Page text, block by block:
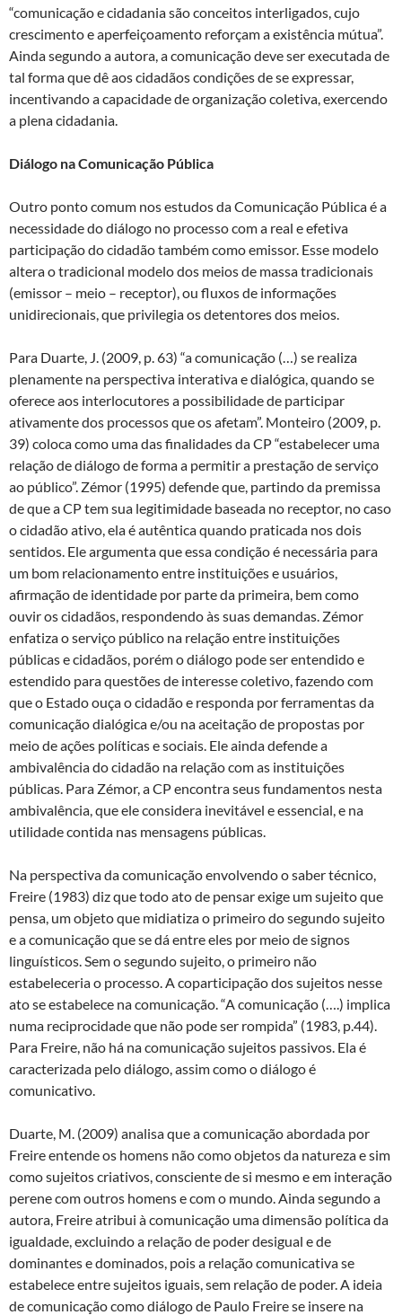
“comunicação e cidadania são conceitos interligados, cujo
crescimento e aperfeiçoamento reforçam a existência mútua”.
Ainda segundo a autora, a comunicação deve ser executada de
tal forma que dê aos cidadãos condições de se expressar,
incentivando a capacidade de organização coletiva, exercendo
a plena cidadania.
Diálogo na Comunicação Pública
Outro ponto comum nos estudos da Comunicação Pública é a
necessidade do diálogo no processo com a real e efetiva
participação do cidadão também como emissor. Esse modelo
altera o tradicional modelo dos meios de massa tradicionais
(emissor – meio – receptor), ou fluxos de informações
unidirecionais, que privilegia os detentores dos meios.
Para Duarte, J. (2009, p. 63) “a comunicação (…) se realiza
plenamente na perspectiva interativa e dialógica, quando se
oferece aos interlocutores a possibilidade de participar
ativamente dos processos que os afetam”. Monteiro (2009, p.
39) coloca como uma das finalidades da CP “estabelecer uma
relação de diálogo de forma a permitir a prestação de serviço
ao público”. Zémor (1995) defende que, partindo da premissa
de que a CP tem sua legitimidade baseada no receptor, no caso
o cidadão ativo, ela é autêntica quando praticada nos dois
sentidos. Ele argumenta que essa condição é necessária para
um bom relacionamento entre instituições e usuários,
afirmação de identidade por parte da primeira, bem como
ouvir os cidadãos, respondendo às suas demandas. Zémor
enfatiza o serviço público na relação entre instituições
públicas e cidadãos, porém o diálogo pode ser entendido e
estendido para questões de interesse coletivo, fazendo com
que o Estado ouça o cidadão e responda por ferramentas da
comunicação dialógica e/ou na aceitação de propostas por
meio de ações políticas e sociais. Ele ainda defende a
ambivalência do cidadão na relação com as instituições
públicas. Para Zémor, a CP encontra seus fundamentos nesta
ambivalência, que ele considera inevitável e essencial, e na
utilidade contida nas mensagens públicas.
Na perspectiva da comunicação envolvendo o saber técnico,
Freire (1983) diz que todo ato de pensar exige um sujeito que
pensa, um objeto que midiatiza o primeiro do segundo sujeito
e a comunicação que se dá entre eles por meio de signos
linguísticos. Sem o segundo sujeito, o primeiro não
estabeleceria o processo. A coparticipação dos sujeitos nesse
ato se estabelece na comunicação. “A comunicação (….) implica
numa reciprocidade que não pode ser rompida” (1983, p.44).
Para Freire, não há na comunicação sujeitos passivos. Ela é
caracterizada pelo diálogo, assim como o diálogo é
comunicativo.
Duarte, M. (2009) analisa que a comunicação abordada por
Freire entende os homens não como objetos da natureza e sim
como sujeitos criativos, consciente de si mesmo e em interação
perene com outros homens e com o mundo. Ainda segundo a
autora, Freire atribui à comunicação uma dimensão política da
igualdade, excluindo a relação de poder desigual e de
dominantes e dominados, pois a relação comunicativa se
estabelece entre sujeitos iguais, sem relação de poder. A ideia
de comunicação como diálogo de Paulo Freire se insere na